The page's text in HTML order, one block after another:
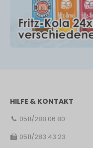
HILFE & KONTAKT
0511/288 06 80
0511/283 43 23